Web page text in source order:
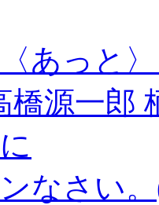
あっと
橋源一郎
なさい